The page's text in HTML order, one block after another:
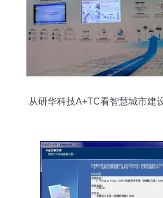
从研华科技A+TC看智慧城市建